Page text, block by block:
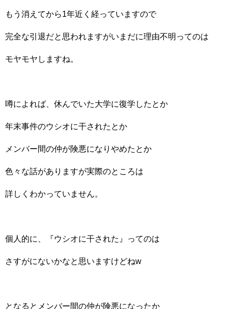
もう消えてから1年近く経っていますので
完全な引退だと思われますがいまだに理由不明ってのは
モヤモヤしますね。
噂によれば、休んでいた大学に復学したとか
年末事件のウシオに干されたとか
メンバー間の仲が険悪になりやめたとか
色々な話がありますが実際のところは
詳しくわかっていません。
個人的に、『ウシオに干された』ってのは
さすがにないかなと思いますけどねw
となるとメンバー間の仲が険悪になったか